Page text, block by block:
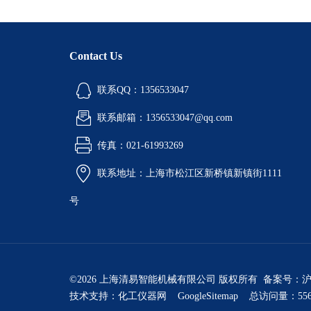
Contact Us
联系QQ：1356533047
联系邮箱：1356533047@qq.com
传真：021-61993269
联系地址：上海市松江区新桥镇新镇街1111
号
©2026 上海清易智能机械有限公司 版权所有 备案号：
技术支持： 化工仪器网 GoogleSitemap 总访问量：